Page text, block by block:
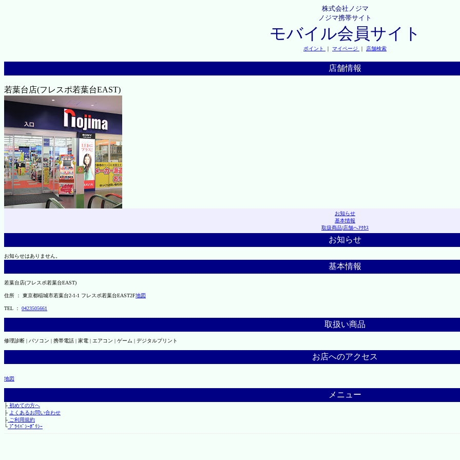
株式会社ノジマ
ノジマ携帯サイト
モバイル会員サイト
ポイント ｜ マイページ ｜ 店舗検索
店舗情報
若葉台店(フレスポ若葉台EAST)
お知らせ
基本情報
取扱商品|店舗へｱｸｾｽ
お知らせ
お知らせはありません。
基本情報
若葉台店(フレスポ若葉台EAST)
住所 ： 東京都稲城市若葉台2-1-1 フレスポ若葉台EAST2F地図
TEL ： 0423505661
取扱い商品
修理診断 | パソコン | 携帯電話 | 家電 | エアコン | ゲーム | デジタルプリント
お店へのアクセス
地図
メニュー
├初めての方へ
├ よくあるお問い合わせ
├ご利用規約
└ﾌﾟﾗｲﾊﾞｼｰﾎﾟﾘｼｰ